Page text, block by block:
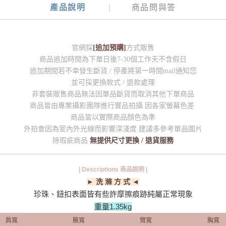
產品說明 商品問與答
官網採 [追加預購] 方式販售
商品追加時間為下單日後7-30個工作天不含假日
追加期間若不幸發生斷貨 / 停產將第一時間mail通知您
並可採更換款式 / 退款處理
非套裝販售商品無法因單品斷貨而取消其他下單商品
商品皆由專業攝影團隊進行實品拍攝 因各家螢幕色差
商品皆以實際商品顏色為準
外拍會因為室內外光線而影響深淺度 建議多參考單品圖片
除瑕疵商品 無提供尺寸更換 / 退貨服務
| Descriptions 商品說明 |
► 洗 滌 方 式 ◄
珍珠、鈕扣表面皆有些許摩擦痕跡純屬正常現象
重量1.35kg
肩寬 腋寬 臂寬 胸寬